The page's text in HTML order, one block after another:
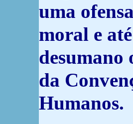
uma
moral e
desumano
da
Humanos.